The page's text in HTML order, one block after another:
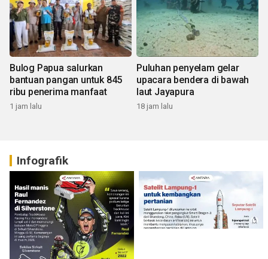
Bulog Papua salurkan
bantuan pangan untuk 845
ribu penerima manfaat
1 jam lalu
Puluhan penyelam gelar
upacara bendera di bawah
laut Jayapura
18 jam lalu
Infografik